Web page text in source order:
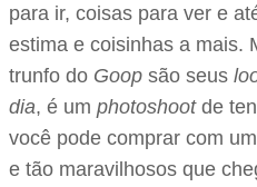
para ir, coisas para ver e
estima e coisinhas a mais.
trunfo do Goop são seus
dia, é um photoshoot de
você pode comprar com
e tão maravilhosos que